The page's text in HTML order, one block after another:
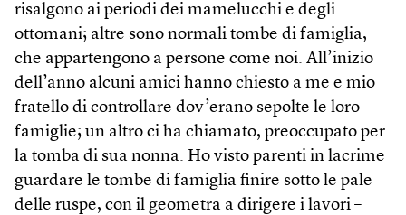
risalgono ai periodi dei mamelucchi e degli
ottomani; altre sono normali tombe di famiglia,
che appartengono a persone come noi. All’inizio
dell’anno alcuni amici hanno chiesto a me e mio
fratello di controllare dov’erano sepolte le loro
famiglie; un altro ci ha chiamato, preoccupato per
la tomba di sua nonna. Ho visto parenti in lacrime
guardare le tombe di famiglia finire sotto le pale
delle ruspe, con il geometra a dirigere i lavori –